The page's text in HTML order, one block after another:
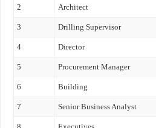
2 Architect
3 Drilling Supervisor
4 Director
5 Procurement Manager
6 Building
7 Senior Business Analyst